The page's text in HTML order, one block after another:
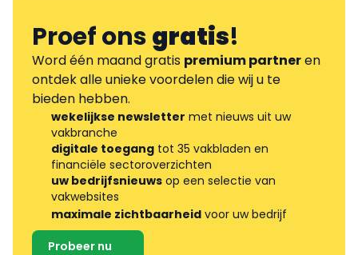
Proef onsgratis!
Word één maand gratis premium partneren
ontdek alle unieke voordelen die wij u te
bieden hebben.
wekelijkse newsletter met nieuws uit uw
vakbranche
digitale toegang tot 35 vakbladen en
financiële sectoroverzichten
uw bedrijfsnieuws op een selectie van
vakwebsites
maximale zichtbaarheid voor uw bedrijf
Probeer nu